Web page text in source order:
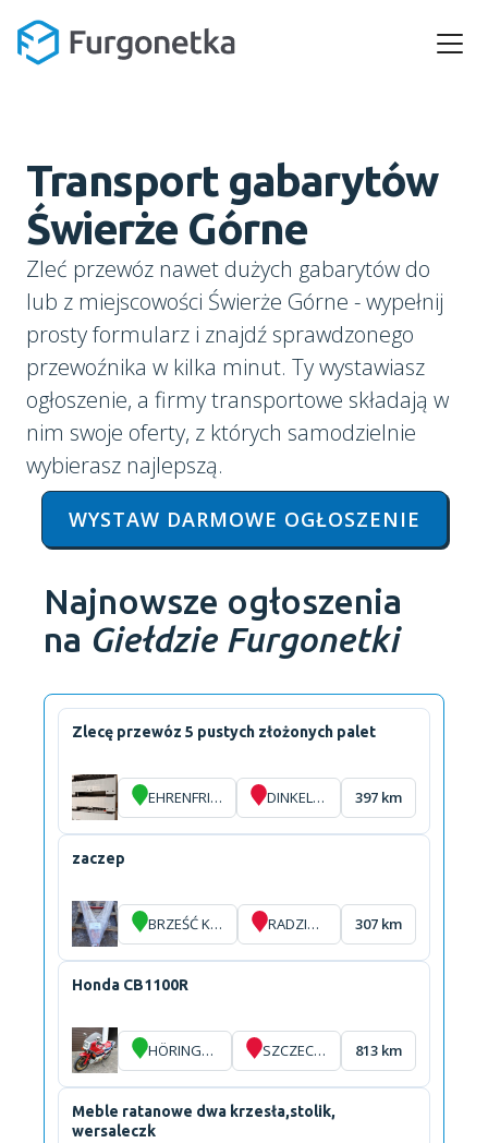
Transport gabarytów
Świerże Górne
Zleć przewóz nawet dużych gabarytów do
lub z miejscowości Świerże Górne - wypełnij
prosty formularz i znajdź sprawdzonego
przewoźnika w kilka minut. Ty wystawiasz
ogłoszenie, a firmy transportowe składają w
nim swoje oferty, z których samodzielnie
wybierasz najlepszą.
WYSTAW DARMOWE OGŁOSZENIE
Najnowsze ogłoszenia
na Giełdzie Furgonetki
Zlecę przewóz 5 pustych złożonych palet
EHRENFRIEDERSDORF DINKELSCHERBEN 397 km
zaczep
BRZEŚĆ KUJAWSKI RADZIONKÓW 307 km
Honda CB1100R
HÖRINGEN SZCZECIN 813 km
Meble ratanowe dwa krzesła,stolik,
wersaleczk